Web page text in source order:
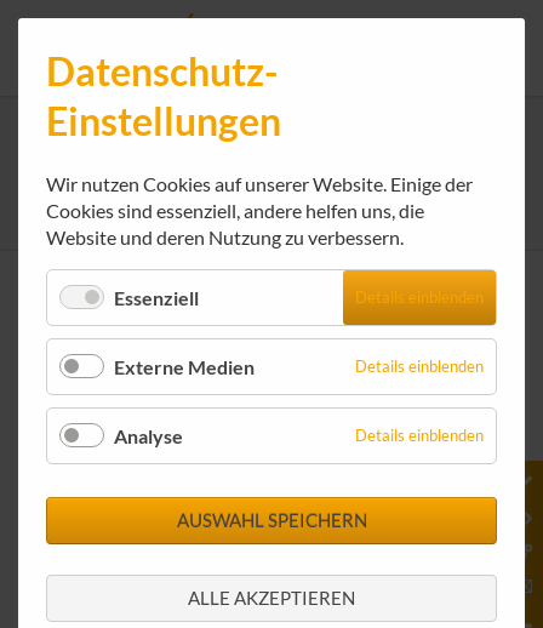
Datenschutz-
Einstellungen
Wir nutzen Cookies auf unserer Website. Einige der
Cookies sind essenziell, andere helfen uns, die
Website und deren Nutzung zu verbessern.
Essenziell Details einblenden
Externe Medien Details einblenden
Analyse Details einblenden
AUSWAHL SPEICHERN
ALLE AKZEPTIEREN
Termine-Details
rockenstein AG - Internet-Service-Provider We get IT online!
Termine
Termine-Details
Europäischer Datenschutztag
am 28. Januar
28.01.2026
Anonymisierung und Pseudonymisierung - Risiken mindern,
Daten nutzen?